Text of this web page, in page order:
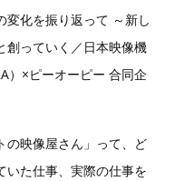
変化を振り返って ～新し
創っていく／日本映像機
）×ピーオーピー 合同企
の映像屋さん」って、ど
た仕事、実際の仕事を